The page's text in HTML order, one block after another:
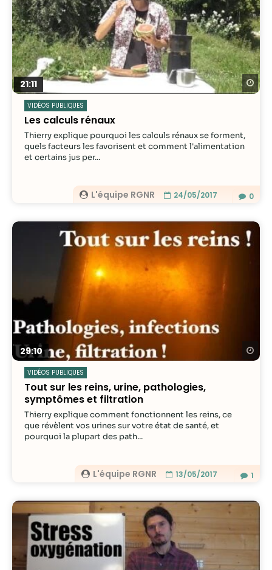
21:11
VIDÉOS PUBLIQUES
Les calculs rénaux
L'équipe RGNR 24/05/2017
Thierry explique pourquoi les calculs rénaux se forment,
quels facteurs les favorisent et comment l'alimentation
et certains jus per...
0
29:10
VIDÉOS PUBLIQUES
Tout sur les reins, urine, pathologies,
symptômes et filtration
L'équipe RGNR 13/05/2017
Thierry explique comment fonctionnent les reins, ce
que révèlent vos urines sur votre état de santé, et
pourquoi la plupart des path...
1